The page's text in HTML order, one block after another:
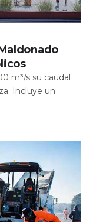
m³/s su caudal
Incluye un